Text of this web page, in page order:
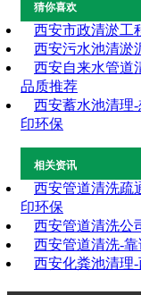
猜你喜欢
西安市政清淤工
西安污水池清淤
西安自来水管道
品质推荐
西安蓄水池清理
印环保
相关资讯
西安管道清洗疏
印环保
西安管道清洗公
西安管道清洗-
西安化粪池清理